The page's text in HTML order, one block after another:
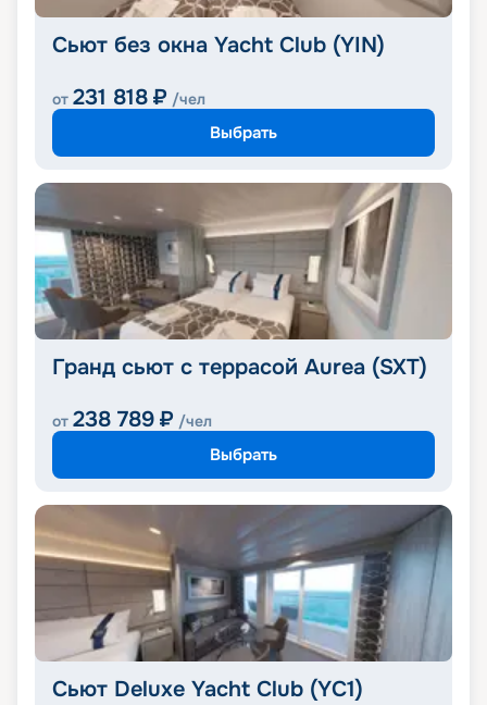
Сьют без окна Yacht Club (YIN)
от 231 818 ₽ /чел
Выбрать
Гранд сьют с террасой Aurea (SXT)
от 238 789 ₽ /чел
Выбрать
Сьют Deluxe Yacht Club (YC1)